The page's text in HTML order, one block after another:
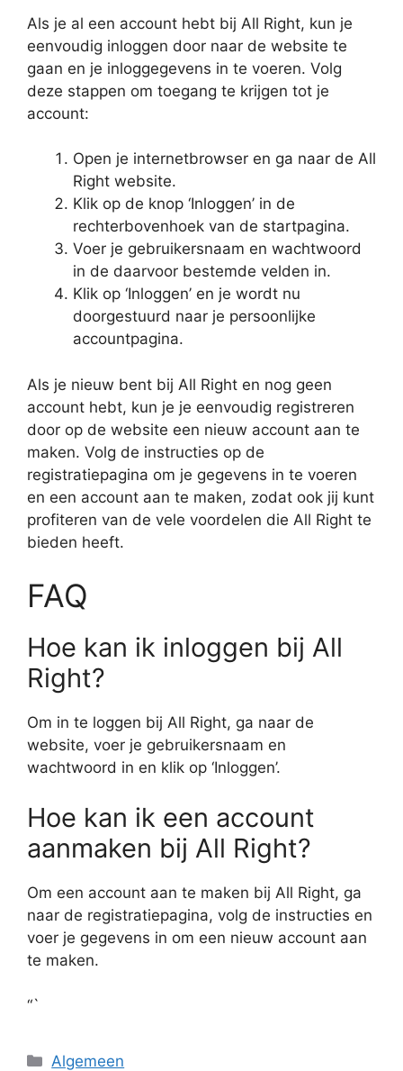
Als je al een account hebt bij All Right, kun je
eenvoudig inloggen door naar de website te
gaan en je inloggegevens in te voeren. Volg
deze stappen om toegang te krijgen tot je
account:
Open je internetbrowser en ga naar de All
Right website.
Klik op de knop ‘Inloggen’ in de
rechterbovenhoek van de startpagina.
Voer je gebruikersnaam en wachtwoord
in de daarvoor bestemde velden in.
Klik op ‘Inloggen’ en je wordt nu
doorgestuurd naar je persoonlijke
accountpagina.
Als je nieuw bent bij All Right en nog geen
account hebt, kun je je eenvoudig registreren
door op de website een nieuw account aan te
maken. Volg de instructies op de
registratiepagina om je gegevens in te voeren
en een account aan te maken, zodat ook jij kunt
profiteren van de vele voordelen die All Right te
bieden heeft.
FAQ
Hoe kan ik inloggen bij All
Right?
Om in te loggen bij All Right, ga naar de
website, voer je gebruikersnaam en
wachtwoord in en klik op ‘Inloggen’.
Hoe kan ik een account
aanmaken bij All Right?
Om een account aan te maken bij All Right, ga
naar de registratiepagina, volg de instructies en
voer je gegevens in om een nieuw account aan
te maken.
“`
Categorieën
Algemeen